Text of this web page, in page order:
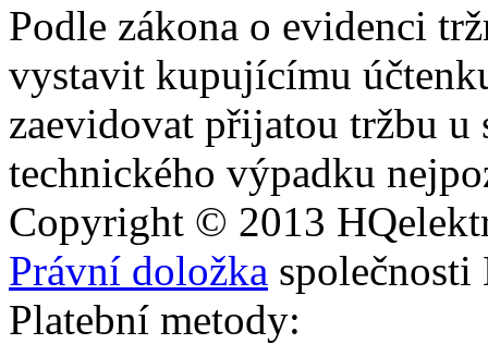
Podle zákona o evidenci
vystavit kupujícímu
zaevidovat přijatou tržbu u
technického výpadku
Copyright © 2013 HQ
Právní doložka
Platební metody: